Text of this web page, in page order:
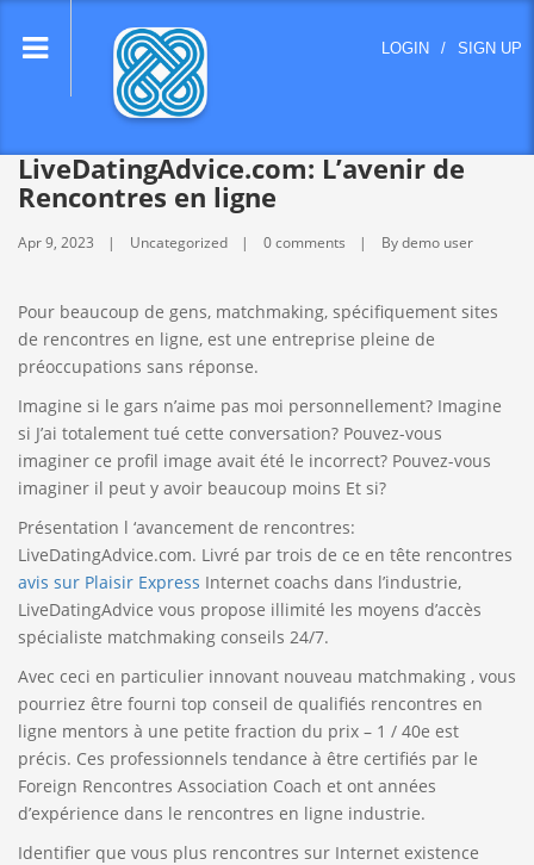
LOGIN / SIGN UP
LiveDatingAdvice.com: L’avenir de
Rencontres en ligne
Apr 9, 2023 Uncategorized 0 comments By demo user
Pour beaucoup de gens, matchmaking, spécifiquement sites
de rencontres en ligne, est une entreprise pleine de
préoccupations sans réponse.
Imagine si le gars n’aime pas moi personnellement? Imagine
si J’ai totalement tué cette conversation? Pouvez-vous
imaginer ce profil image avait été le incorrect? Pouvez-vous
imaginer il peut y avoir beaucoup moins Et si?
Présentation l ‘avancement de rencontres:
LiveDatingAdvice.com. Livré par trois de ce en tête rencontres
avis sur Plaisir Express Internet coachs dans l’industrie,
LiveDatingAdvice vous propose illimité les moyens d’accès
spécialiste matchmaking conseils 24/7.
Avec ceci en particulier innovant nouveau matchmaking , vous
pourriez être fourni top conseil de qualifiés rencontres en
ligne mentors à une petite fraction du prix – 1 / 40e est
précis. Ces professionnels tendance à être certifiés par le
Foreign Rencontres Association Coach et ont années
d’expérience dans le rencontres en ligne industrie.
Identifier que vous plus rencontres sur Internet existence